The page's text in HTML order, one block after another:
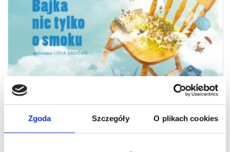
Zgoda Szczegóły O plikach cookies
Bajka nie tylko o smoku